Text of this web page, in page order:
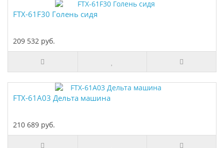
FTX-61F30 Голень сидя
209 532 руб.
FTX-61A03 Дельта машина
210 689 руб.